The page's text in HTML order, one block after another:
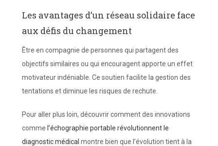
Les avantages d’un réseau solidaire face
aux défis du changement
Être en compagnie de personnes qui partagent des
objectifs similaires ou qui encouragent apporte un effet
motivateur indéniable. Ce soutien facilite la gestion des
tentations et diminue les risques de rechute.
Pour aller plus loin, découvrir comment des innovations
comme l’échographie portable révolutionnent le
diagnostic médical montre bien que l’évolution tient à la